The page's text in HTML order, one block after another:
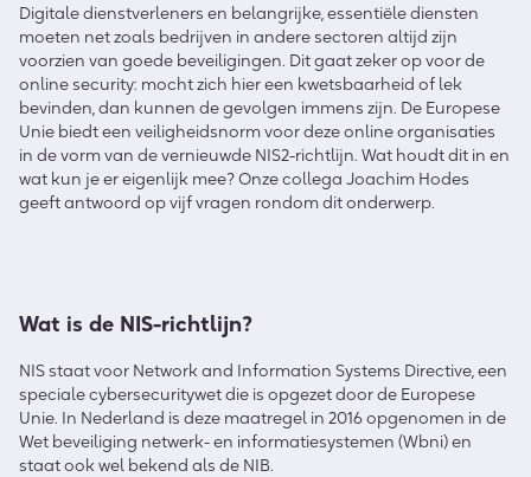
Digitale dienstverleners en belangrijke, essentiële diensten
moeten net zoals bedrijven in andere sectoren altijd zijn
voorzien van goede beveiligingen. Dit gaat zeker op voor de
online security: mocht zich hier een kwetsbaarheid of lek
bevinden, dan kunnen de gevolgen immens zijn. De Europese
Unie biedt een veiligheidsnorm voor deze online organisaties
in de vorm van de vernieuwde NIS2-richtlijn. Wat houdt dit in en
wat kun je er eigenlijk mee? Onze collega Joachim Hodes
geeft antwoord op vijf vragen rondom dit onderwerp.
Wat is de NIS-richtlijn?
NIS staat voor Network and Information Systems Directive, een
speciale cybersecuritywet die is opgezet door de Europese
Unie. In Nederland is deze maatregel in 2016 opgenomen in de
Wet beveiliging netwerk- en informatiesystemen (Wbni) en
staat ook wel bekend als de NIB.